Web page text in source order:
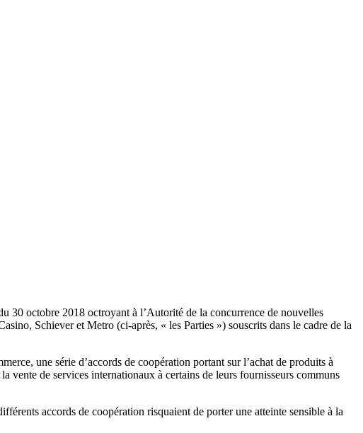
30 octobre 2018 octroyant à l’Autorité de la concurrence de nouvelles
Schiever et Metro (ci-après, « les Parties ») souscrits dans le cadre de la
une série d’accords de coopération portant sur l’achat de produits à
de services internationaux à certains de leurs fournisseurs communs
accords de coopération risquaient de porter une atteinte sensible à la